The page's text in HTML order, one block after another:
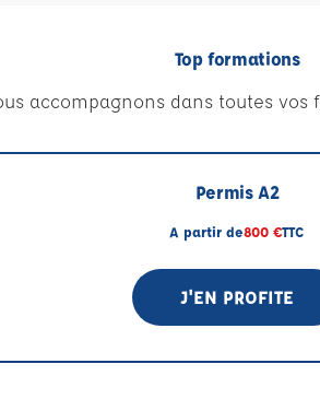
Top formations
accompagnons dans toutes
Permis A2
A partir de800 €TTC
J'EN PROFITE